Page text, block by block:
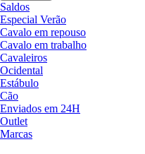
Saldos
Especial Verão
Cavalo em repouso
Cavalo em trabalho
Cavaleiros
Ocidental
Estábulo
Cão
Enviados em 24H
Outlet
Marcas